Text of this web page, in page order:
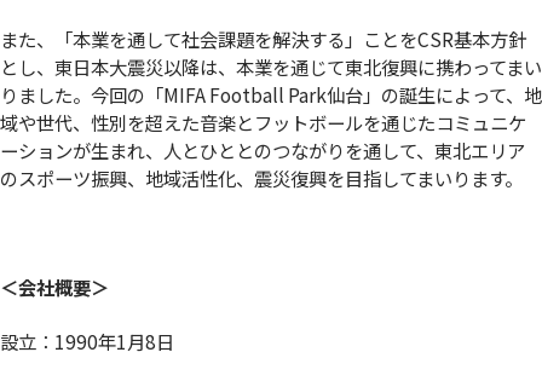
また、「本業を通して社会課題を解決する」ことをCSR基本方針
とし、東日本大震災以降は、本業を通じて東北復興に携わってまい
りました。今回の「MIFA Football Park仙台」の誕生によって、地
域や世代、性別を超えた音楽とフットボールを通じたコミュニケ
ーションが生まれ、人とひととのつながりを通して、東北エリア
のスポーツ振興、地域活性化、震災復興を目指してまいります。
＜会社概要＞
設立：1990年1月8日